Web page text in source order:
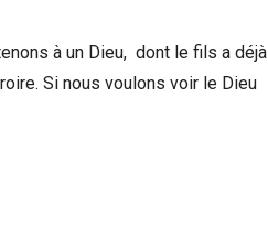
à un Dieu, dont le fils a déjà
Si nous voulons voir le Dieu